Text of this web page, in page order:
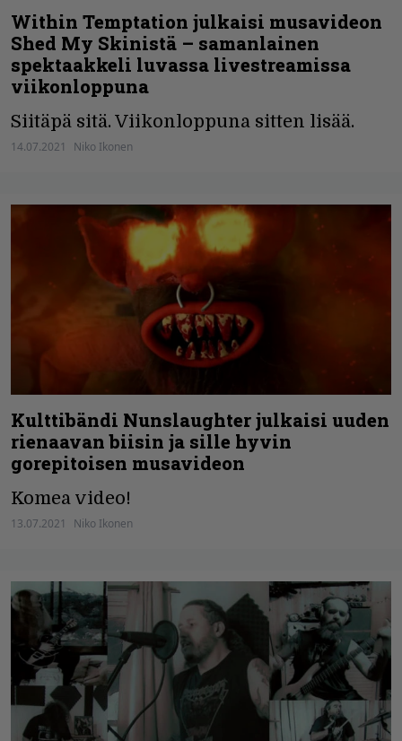
Within Temptation julkaisi musavideon
Shed My Skinistä – samanlainen
spektaakkeli luvassa livestreamissa
viikonloppuna
Siitäpä sitä. Viikonloppuna sitten lisää.
14.07.2021 Niko Ikonen
Kulttibändi Nunslaughter julkaisi uuden
rienaavan biisin ja sille hyvin
gorepitoisen musavideon
Komea video!
13.07.2021 Niko Ikonen